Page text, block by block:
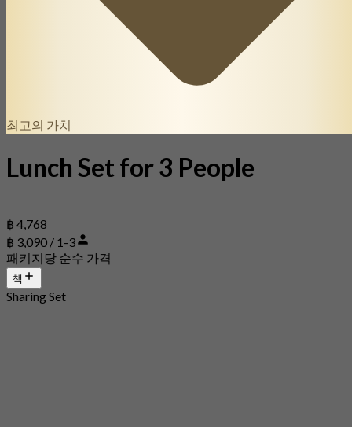
최고의 가치
Lunch Set for 3 People
฿ 4,768
฿ 3,090 / 1-3
패키지당 순수 가격
책
Sharing Set